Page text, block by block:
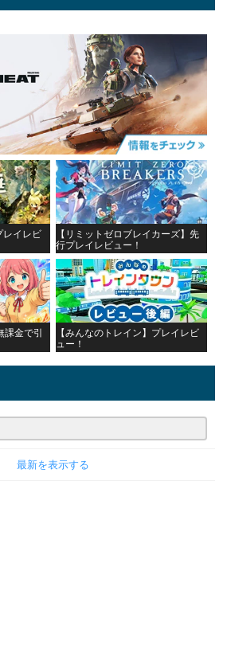
レイレビ
【リミットゼロブレイカーズ】先
行プレイレビュー！
課金で引
【みんなのトレイン】プレイレビ
ュー！
最新を表示する